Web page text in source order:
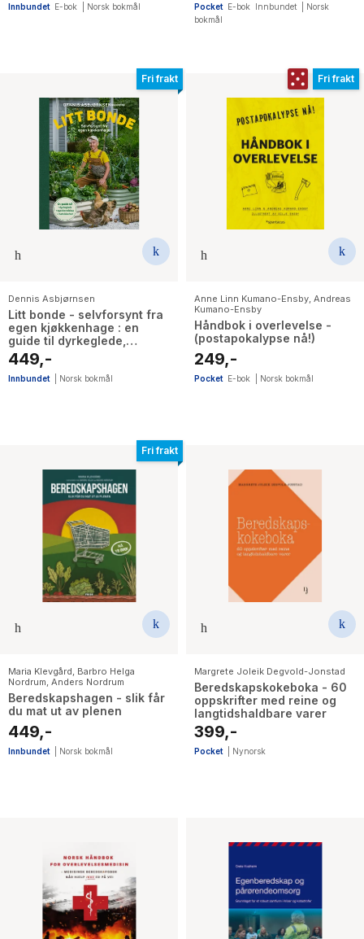
Innbundet E-bok Norsk bokmål Pocket E-bok Innbundet
Norsk
bokmål
Fri frakt
Dennis Asbjørnsen
Litt bonde - selvforsynt fra
egen kjøkkenhage : en
guide til dyrkeglede,
egenberedskap,
matsikkerhet
449,-
Innbundet Norsk bokmål
Fri frakt
Anne Linn Kumano-Ensby, Andreas
Kumano-Ensby
Håndbok i overlevelse -
(postapokalypse nå!)
249,-
Pocket E-bok Norsk bokmål
Fri frakt
Maria Klevgård, Barbro Helga
Nordrum, Anders Nordrum
Beredskapshagen - slik får
du mat ut av plenen
449,-
Innbundet Norsk bokmål
Margrete Joleik Degvold-Jonstad
Beredskapskokeboka - 60
oppskrifter med reine og
langtidshaldbare varer
399,-
Pocket Nynorsk